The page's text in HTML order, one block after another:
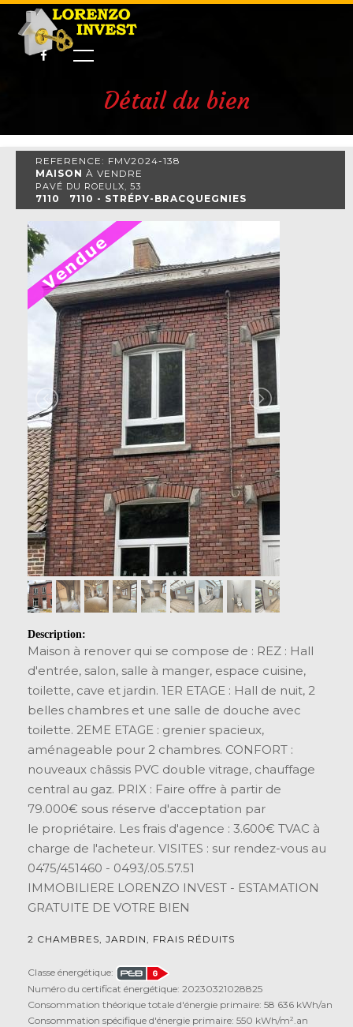
Détail du bien
REFERENCE: FMV2024-138
MAISON À VENDRE
PAVÉ DU ROEULX, 53
7110 7110 - STRÉPY-BRACQUEGNIES
Description:
Maison à renover qui se compose de : REZ : Hall
d'entrée, salon, salle à manger, espace cuisine,
toilette, cave et jardin. 1ER ETAGE : Hall de nuit, 2
belles chambres et une salle de douche avec
toilette. 2EME ETAGE : grenier spacieux,
aménageable pour 2 chambres. CONFORT :
nouveaux châssis PVC double vitrage, chauffage
central au gaz. PRIX : Faire offre à partir de
79.000€ sous réserve d'acceptation par
le propriétaire. Les frais d'agence : 3.600€ TVAC à
charge de l'acheteur. VISITES : sur rendez-vous au
0475/451460 - 0493/.05.57.51
IMMOBILIERE LORENZO INVEST - ESTAMATION
GRATUITE DE VOTRE BIEN
2 CHAMBRES, JARDIN, FRAIS RÉDUITS
Classe énergétique:
Numéro du certificat énergétique: 20230321028825
Consommation théorique totale d'énergie primaire: 58 636 kWh/an
Consommation spécifique d'énergie primaire: 550 kWh/m².an